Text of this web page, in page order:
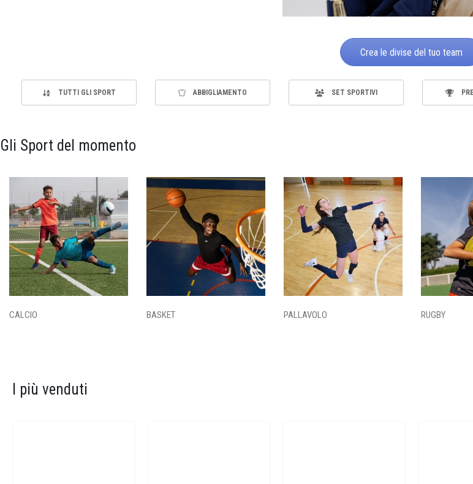
Crea le divise del tuo team
TUTTI GLI SPORT ABBIGLIAMENTO SET SPORTIVI
Gli Sport del momento
CALCIO BASKET PALLAVOLO RUGBY
I più venduti